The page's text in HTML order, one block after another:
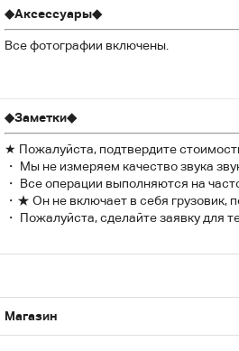
◆Аксессуары◆
Все фотографии включены.
◆Заметки◆
★ Пожалуйста, подтвердите
・ Мы не измеряем качество звука
・ Все операции выполняются на
・★ Он не включает в себя грузовик,
・ Пожалуйста, сделайте заявку для
Магазин